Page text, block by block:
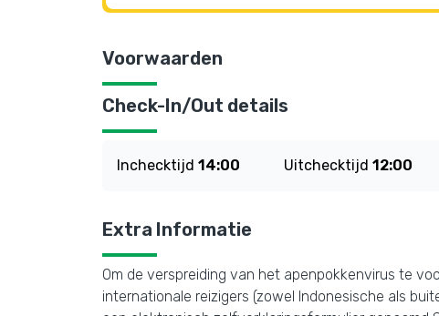
Voorwaarden
Check-In/Out details
Inchecktijd 14:00 Uitchecktijd 12:00
Extra Informatie
Om de verspreiding van het apenpokkenvirus te
internationale reizigers (zowel Indonesische als